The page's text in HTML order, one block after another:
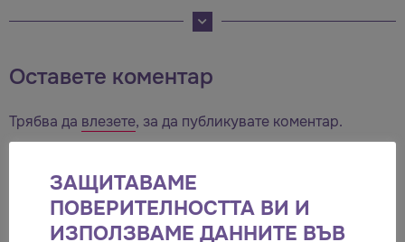
Оставете коментар
Трябва да влезете, за да публикувате коментар.
ПОСЛЕДНО ПРЕГЛЕЖДАНИ В РАЗДЕЛ
ЗАЩИТАВАМЕ
ПОВЕРИТЕЛНОСТТА ВИ И
ИЗПОЛЗВАМЕ ДАННИТЕ ВЪВ